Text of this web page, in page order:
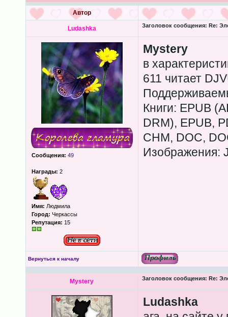
Автор
Ludashka Заголовок сообщения: Re:
Сообщения: 49
Награды: 2
Имя: Людмила
Город: Черкассы
Репутация: 15
Mystery
в
611 читает
Книги: EPUB
DRM), EPUB,
CHM, DOC,
Изображения:
Вернуться к началу
Mystery Заголовок сообщения: Re:
Ludashka